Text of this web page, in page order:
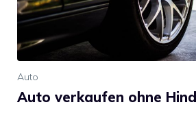
Auto
Auto verkaufen ohne